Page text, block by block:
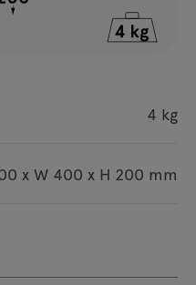
4 kg
x W 400 x H 200 mm